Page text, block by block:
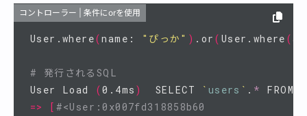
コントローラー | 条件にorを使用
User.where(name: "ぴっか" ) .or ( User.where (
# 発行されるSQL
User Load
(0.4ms )
  SELECT
` users ` . * FROM
=>
[ #<User:0x007fd318858b60